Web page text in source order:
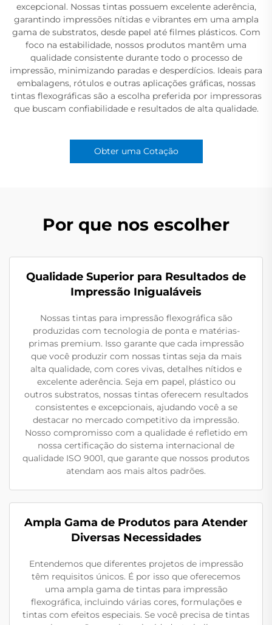
excepcional. Nossas tintas possuem excelente aderência,
garantindo impressões nítidas e vibrantes em uma ampla
gama de substratos, desde papel até filmes plásticos. Com
foco na estabilidade, nossos produtos mantêm uma
qualidade consistente durante todo o processo de
impressão, minimizando paradas e desperdícios. Ideais para
embalagens, rótulos e outras aplicações gráficas, nossas
tintas flexográficas são a escolha preferida por impressoras
que buscam confiabilidade e resultados de alta qualidade.
Obter uma Cotação
Por que nos escolher
Qualidade Superior para Resultados de
Impressão Inigualáveis
Nossas tintas para impressão flexográfica são
produzidas com tecnologia de ponta e matérias-
primas premium. Isso garante que cada impressão
que você produzir com nossas tintas seja da mais
alta qualidade, com cores vivas, detalhes nítidos e
excelente aderência. Seja em papel, plástico ou
outros substratos, nossas tintas oferecem resultados
consistentes e excepcionais, ajudando você a se
destacar no mercado competitivo da impressão.
Nosso compromisso com a qualidade é refletido em
nossa certificação do sistema internacional de
qualidade ISO 9001, que garante que nossos produtos
atendam aos mais altos padrões.
Ampla Gama de Produtos para Atender
Diversas Necessidades
Entendemos que diferentes projetos de impressão
têm requisitos únicos. É por isso que oferecemos
uma ampla gama de tintas para impressão
flexográfica, incluindo várias cores, formulações e
tintas com efeitos especiais. Se você precisa de tintas